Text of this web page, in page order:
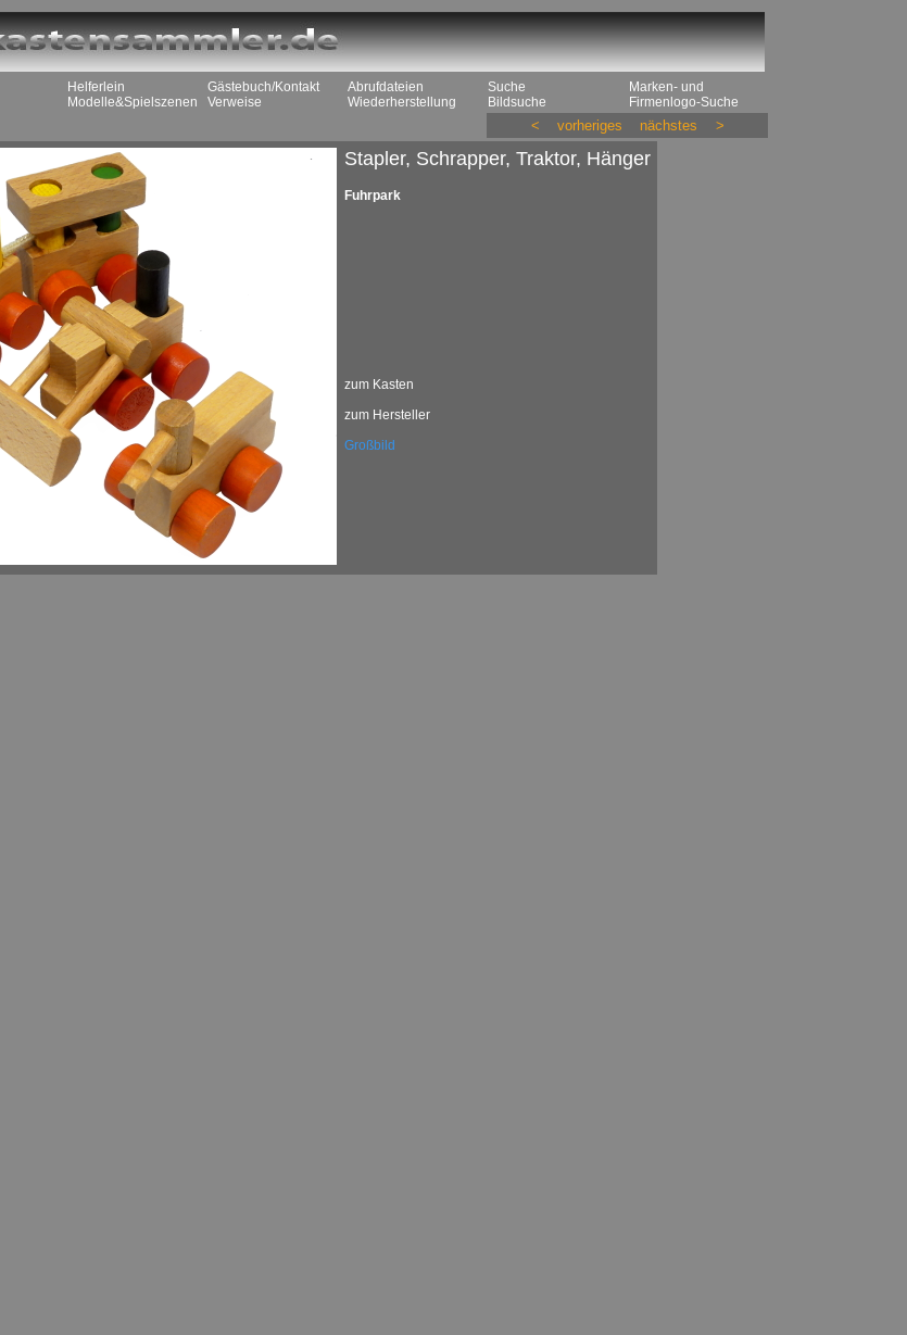
Helferlein
Modelle&Spielszenen
Gästebuch/Kontakt
Verweise
Abrufdateien
Wiederherstellung
Suche
Bildsuche
Marken- und
Firmenlogo-Suche
< vorheriges nächstes >
Stapler, Schrapper, Traktor, Hänger
Fuhrpark
zum Kasten
zum Hersteller
Großbild